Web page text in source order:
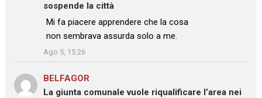
sospende la città
: “
Mi fa piacere apprendere che la cosa
non sembrava assurda solo a me.
”
Ago 5, 15:26
BELFAGOR
La giunta comunale vuole riqualificare l’area nei